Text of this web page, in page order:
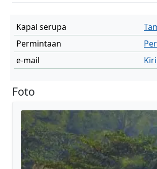
Kapal serupa
Permintaan
e-mail
Foto